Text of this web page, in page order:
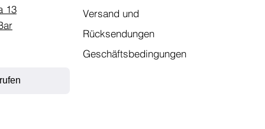
13
Versand und
Rücksendungen
Geschäftsbedingungen